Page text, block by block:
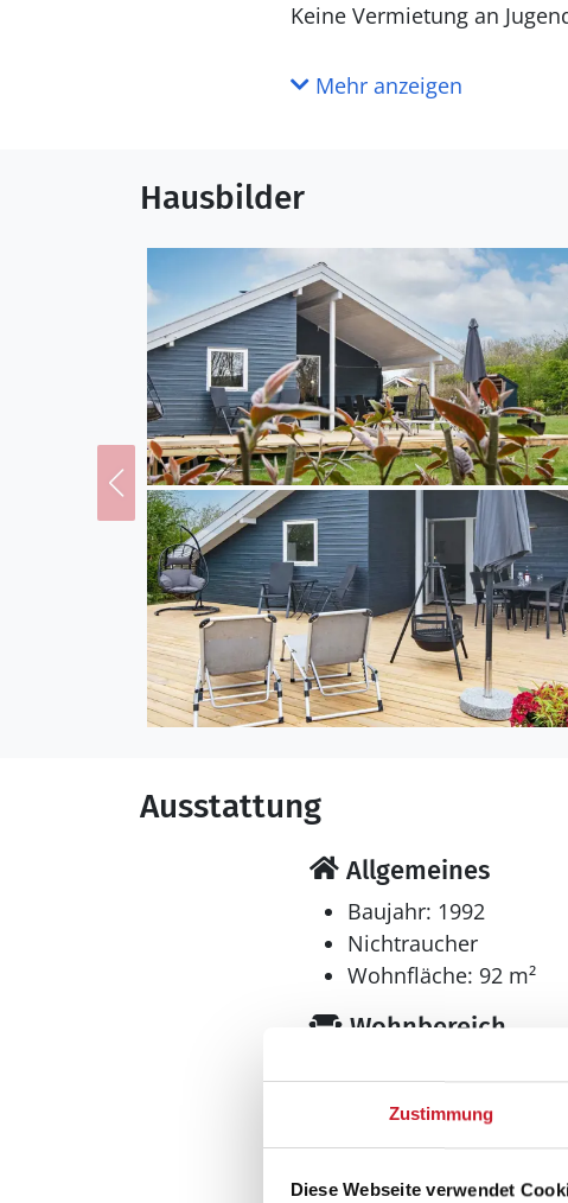
Zustimmung
Diese Webseite verwendet
Keine Vermietung an
Mehr anzeigen
Hausbilder
Ausstattung
Allgemeines
Baujahr: 1992
Nichtraucher
Wohnfläche: 92 m²
Wohnbereich
Kaminofen